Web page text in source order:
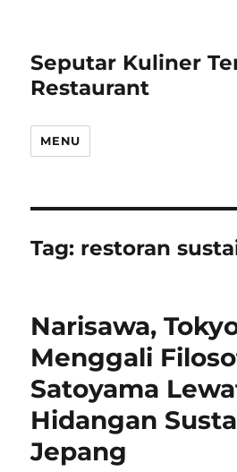
Seputar Kuliner
Restaurant
MENU
Tag: restoran
Narisawa,
Menggali
Satoyama
Hidangan
Jepang